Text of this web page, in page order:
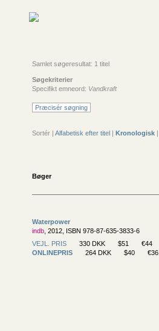
Samlet søgeresultat: 1 titel
Søgekriterier
Specifikt emneord: Vandkraft
Præcisér søgning
Sortér | Alfabetisk efter titel | Kronologisk |
Bøger
Waterpower
indb , 2012, ISBN 978-87-635-3833-6
VEJL. PRIS
330 DKK $51
€44
ONLINEPRIS
264 DKK $40 €36